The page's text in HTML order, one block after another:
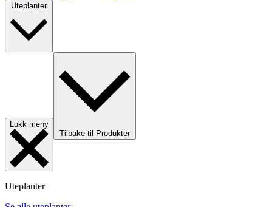
Uteplanter
Lukk meny
Tilbake til Produkter
Uteplanter